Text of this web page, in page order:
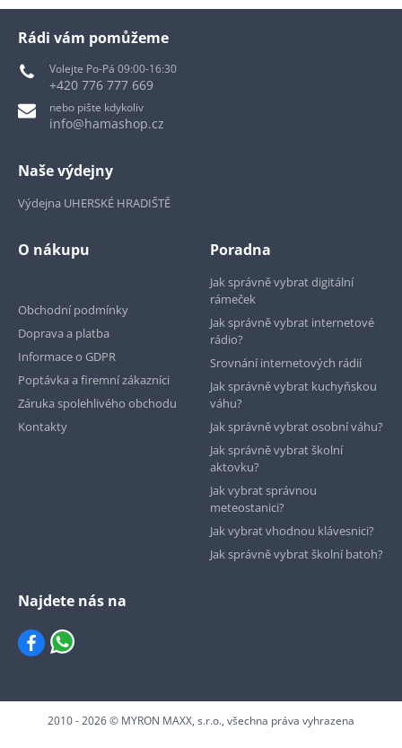
Rádi vám pomůžeme
Volejte Po-Pá 09:00-16:30
+420 776 777 669
nebo pište kdykoliv
info@hamashop.cz
Naše výdejny
Výdejna UHERSKÉ HRADIŠTĚ
O nákupu
Obchodní podmínky
Doprava a platba
Informace o GDPR
Poptávka a firemní zákazníci
Záruka spolehlivého obchodu
Kontakty
Poradna
Jak správně vybrat digitální
rámeček
Jak správně vybrat internetové
rádio?
Srovnání internetových rádií
Jak správně vybrat kuchyňskou
váhu?
Jak správně vybrat osobní váhu?
Jak správně vybrat školní
aktovku?
Jak vybrat správnou
meteostanici?
Jak vybrat vhodnou klávesnici?
Jak správně vybrat školní batoh?
Najdete nás na
2010 - 2026 © MYRON MAXX, s.r.o., všechna práva vyhrazena